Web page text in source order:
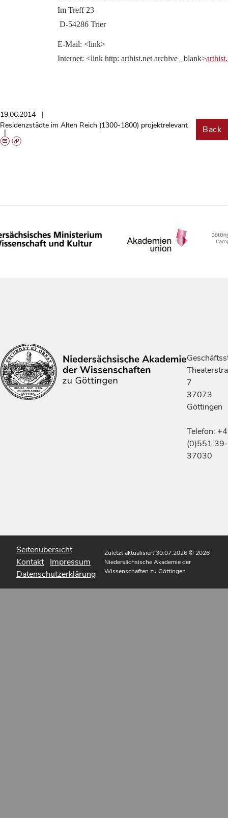
Im Treff 23
D-54286 Trier
E-Mail: <link>
Internet: <link http: arthist.net archive _blank>
19.06.2014
Residenzstädte im Alten Reich (1300-1800) projektrelevant
Back
7
37073
Göttingen
Telefon:
(0)551 39-
37030
Seitenübersicht
Kontakt Impressum
Datenschutzerklärung
Zuletzt aktualisiert 30.07.2026© 2026
Niedersächsische Akademie der
Wissenschaften zu Göttingen